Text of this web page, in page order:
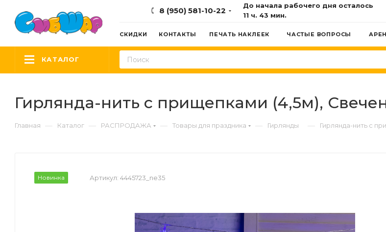
8 (950) 581-10-22
До начала рабочего дня осталось
11 ч. 43 мин.
СКИДКИ КОНТАКТЫ ПЕЧАТЬ НАКЛЕЕК ЧАСТЫЕ ВОПРОСЫ
КАТАЛОГ
Гирлянда-нить с прищепками (4,5м),
Главная — Каталог — РАСПРОДАЖА — Товары для праздника — Гирлянды — Гирлянда-нить с
Новинка Артикул: 4445723_ne35